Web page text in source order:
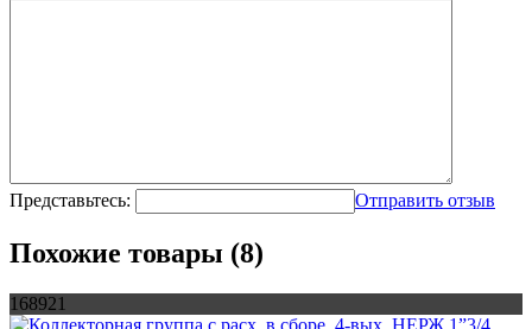
Представьтесь: Отправить отзыв
Похожие товары (8)
168921